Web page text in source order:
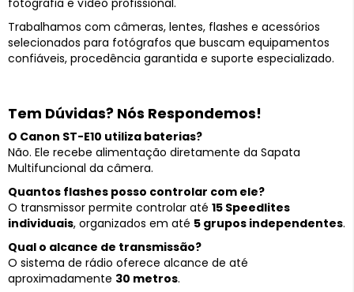
fotografia e vídeo profissional.
Trabalhamos com câmeras, lentes, flashes e acessórios
selecionados para fotógrafos que buscam equipamentos
confiáveis, procedência garantida e suporte especializado.
Tem Dúvidas? Nós Respondemos!
O Canon ST-E10 utiliza baterias?
Não. Ele recebe alimentação diretamente da Sapata
Multifuncional da câmera.
Quantos flashes posso controlar com ele?
O transmissor permite controlar até 15 Speedlites
individuais, organizados em até 5 grupos independentes.
Qual o alcance de transmissão?
O sistema de rádio oferece alcance de até
aproximadamente 30 metros.